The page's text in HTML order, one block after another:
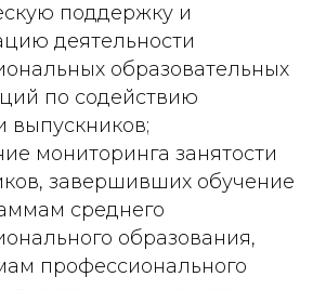
поддержку и
деятельности
образовательных
по содействию
выпускников;
мониторинга занятости
завершивших обучение
среднего
образования,
профессионального